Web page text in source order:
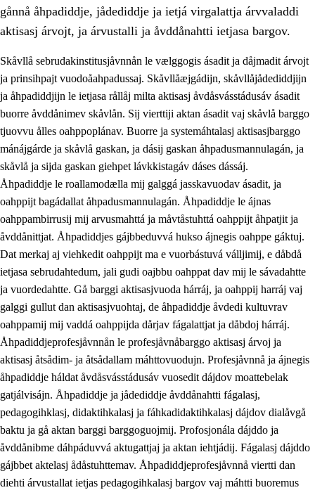
3. Prinsihpa skåvlå dåjmajda
3.1 Sebrudahtte oahppambirás
3.2 Åhpadibme ja hiebadum åhpadus
3.3 Aktisasjbarggo sijda ja skåvlå gaskan
3.4 Åhpadus åhpadusvidnudagán ja barggoiellemin
3.5 Profesjåvnåaktisasjvuohta ja skåvllååvddånibme
gånnå åhpadiddje, jådediddje ja ietjá virgalattja árvvaladdi
aktisasj árvojt, ja árvustalli ja åvddånahtti ietjasa bargov.
Skåvllå sebrudakinstitusjåvnnån le vælggogis ásadit ja dåjmadit árvojt
ja prinsihpajt vuodoåahpadussaj. Skåvllåæjgádijn, skåvllåjådediddjijn
ja åhpadiddjijn le ietjasa rållåj milta aktisasj åvdåsvásstádusáv ásadit
buorre åvddånimev skåvlån. Sij vierttiji aktan ásadit vaj skåvlå barggo
tjuovvu ålles oahppoplánav. Buorre ja systemáhtalasj aktisasjbarggo
mánájgárde ja skåvlå gaskan, ja dásij gaskan åhpadusmannulagán, ja
skåvlå ja sijda gaskan giehpet lávkkistagáv dáses dássáj.
Åhpadiddje le roallamodælla mij galggá jasskavuodav ásadit, ja
oahppijt bagádallat åhpadusmannulagán. Åhpadiddje le ájnas
oahppambirrusij mij arvusmahttá ja måvtåstuhttá oahppijt åhpatjit ja
åvddånittjat. Åhpadiddjes gájbbeduvvá hukso ájnegis oahppe gáktuj.
Dat merkaj aj viehkedit oahppijt ma e vuorbástuvá válljimij, e dåbdå
ietjasa sebrudahtedum, jali gudi oajbbu oahppat dav mij le sávadahtte
ja vuordedahtte. Gå barggi aktisasjvuoda hárráj, ja oahppij harráj vaj
galggi gullut dan aktisasjvuohtaj, de åhpadiddje åvdedi kultuvrav
oahppamij mij vaddá oahppijda dårjav fágalattjat ja dåbdoj hárráj.
Åhpadiddjeprofesjåvnnån le profesjåvnåbarggo aktisasj árvoj ja
aktisasj åtsådim- ja åtsådallam máhttovuodujn. Profesjåvnnå ja ájnegis
åhpadiddje háldat åvdåsvásstádusáv vuosedit dájdov moattebelak
gatjálvisájn. Åhpadiddje ja jådediddje åvddånahtti fágalasj,
pedagogihklasj, didaktihkalasj ja fáhkadidaktihkalasj dájdov dialåvgå
baktu ja gå aktan barggi barggoguojmij. Profosjonála dájddo ja
åvddånibme dáhpáduvvá aktugattjaj ja aktan iehtjádij. Fágalasj dájddo
gájbbet aktelasj ådåstuhttemav. Åhpadiddjeprofesjåvnnå viertti dan
diehti árvustallat ietjas pedagogihkalasj bargov vaj máhtti buoremus